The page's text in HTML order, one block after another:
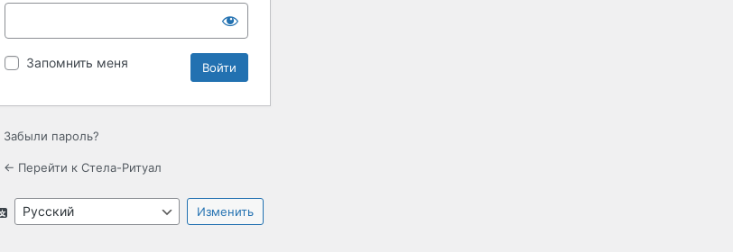
Запомнить меня
Забыли пароль?
← Перейти к Стела-Ритуал
Язык